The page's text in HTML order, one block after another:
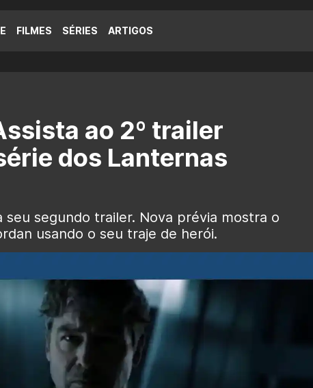
FILMES SÉRIES ARTIGOS
ao 2º trailer
dos Lanternas
seu segundo trailer. Nova prévia mostra o
usando o seu traje de herói.